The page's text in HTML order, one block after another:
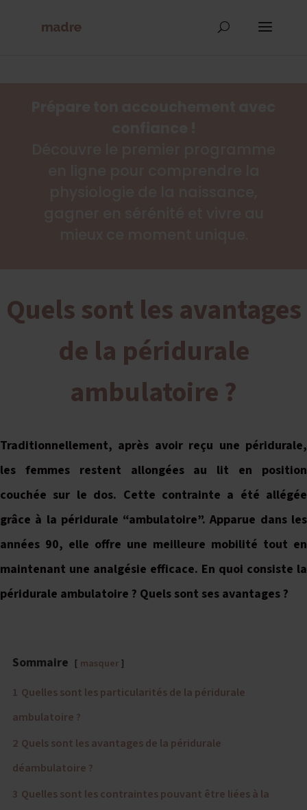
Quels sont les avantages
de la péridurale
ambulatoire ?
Traditionnellement, après avoir reçu une péridurale,
les femmes restent allongées au lit en position
couchée sur le dos. Cette contrainte a été allégée
grâce à la péridurale “ambulatoire”. Apparue dans les
années 90, elle offre une meilleure mobilité tout en
maintenant une analgésie efficace. En quoi consiste la
péridurale ambulatoire ? Quels sont ses avantages ?
Sommaire masquer
1 Quelles sont les particularités de la péridurale
ambulatoire ?
2 Quels sont les avantages de la péridurale
déambulatoire ?
3 Quelles sont les contraintes pouvant être liées à la